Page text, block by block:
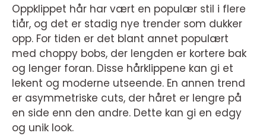
Oppklippet hår har vært en populær stil i flere
tiår, og det er stadig nye trender som dukker
opp. For tiden er det blant annet populært
med choppy bobs, der lengden er kortere bak
og lenger foran. Disse hårklippene kan gi et
lekent og moderne utseende. En annen trend
er asymmetriske cuts, der håret er lengre på
en side enn den andre. Dette kan gi en edgy
og unik look.